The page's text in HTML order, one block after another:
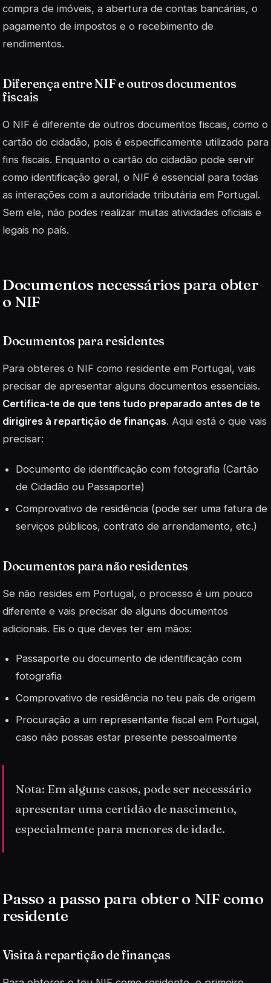
compra de imóveis, a abertura de contas bancárias, o
pagamento de impostos e o recebimento de
rendimentos.
Diferença entre NIF e outros documentos
fiscais
O NIF é diferente de outros documentos fiscais, como o
cartão do cidadão, pois é especificamente utilizado para
fins fiscais. Enquanto o cartão do cidadão pode servir
como identificação geral, o NIF é essencial para todas
as interações com a autoridade tributária em Portugal.
Sem ele, não podes realizar muitas atividades oficiais e
legais no país.
Documentos necessários para obter
o NIF
Documentos para residentes
Para obteres o NIF como residente em Portugal, vais
precisar de apresentar alguns documentos essenciais.
Certifica-te de que tens tudo preparado antes de te
dirigires à repartição de finanças. Aqui está o que vais
precisar:
Documento de identificação com fotografia (Cartão
de Cidadão ou Passaporte)
Comprovativo de residência (pode ser uma fatura de
serviços públicos, contrato de arrendamento, etc.)
Documentos para não residentes
Se não resides em Portugal, o processo é um pouco
diferente e vais precisar de alguns documentos
adicionais. Eis o que deves ter em mãos:
Passaporte ou documento de identificação com
fotografia
Comprovativo de residência no teu país de origem
Procuração a um representante fiscal em Portugal,
caso não possas estar presente pessoalmente
Nota: Em alguns casos, pode ser necessário
apresentar uma certidão de nascimento,
especialmente para menores de idade.
Passo a passo para obter o NIF como
residente
Visita à repartição de finanças